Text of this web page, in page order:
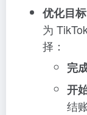
优化目标
为
择：
完
开
结